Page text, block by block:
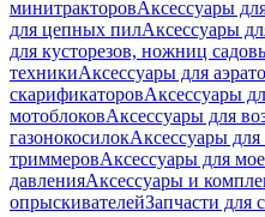
минитракторовАксессуары
для цепных пилАксессуары
для кусторезов, ножниц
техникиАксессуары для
скарификаторовАксессуары
мотоблоковАксессуары для
газонокосилокАксессуары для
триммеровАксессуары для
давленияАксессуары и
опрыскивателейЗапчасти для